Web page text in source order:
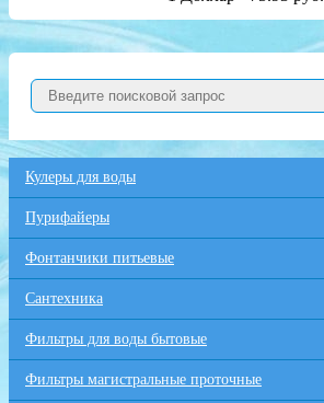
Кулеры для воды
Пурифайеры
Фонтанчики питьевые
Сантехника
Фильтры для воды бытовые
Фильтры магистральные проточные